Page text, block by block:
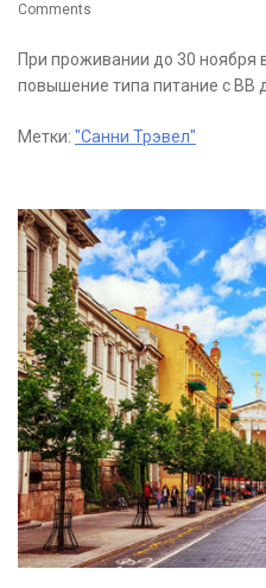
Comments
При проживании до 30 ноября
повышение типа питание с BB
Метки: "Санни Трэвел"